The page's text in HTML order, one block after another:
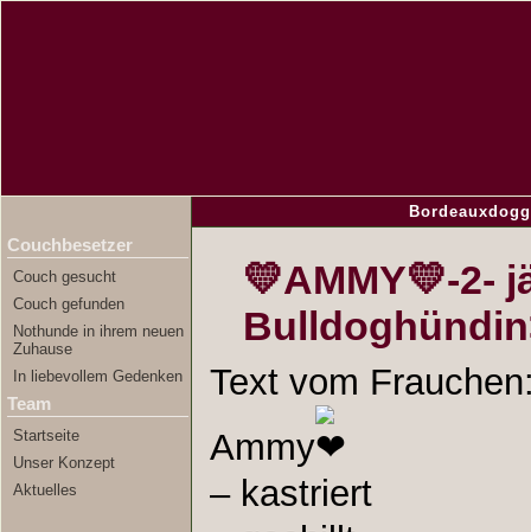
Couchbesetzer
Couch gesucht
Couch gefunden
Nothunde in ihrem neuen
Zuhause
In liebevollem Gedenken
Team
Startseite
Unser Konzept
Aktuelles
💛AMMY💛-2-
Text vom
Ammy
– kastriert